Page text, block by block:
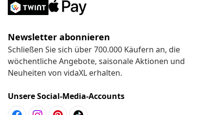
Newsletter abonnieren
Schließen Sie sich über 700.000 Käufern an, die
wöchentliche Angebote, saisonale Aktionen und
Neuheiten von vidaXL erhalten.
Unsere Social-Media-Accounts